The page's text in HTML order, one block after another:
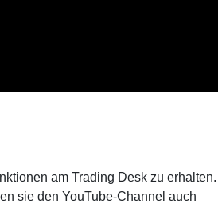
am Trading Desk zu erhalten.
sie den YouTube-Channel auch